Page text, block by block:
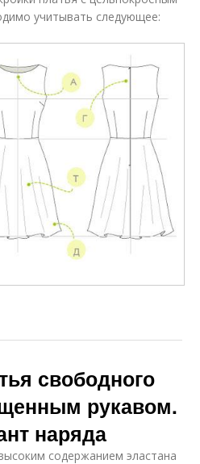
учитывать следующее:
свободного
рукавом.
наряда
содержанием эластана